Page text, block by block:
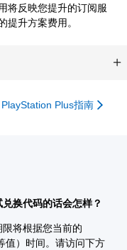
将反映您提升的订阅服
提升方案费用。
PlayStation Plus指南
换代码的话会怎样？
将根据您当前的
值）时间。请访问下方